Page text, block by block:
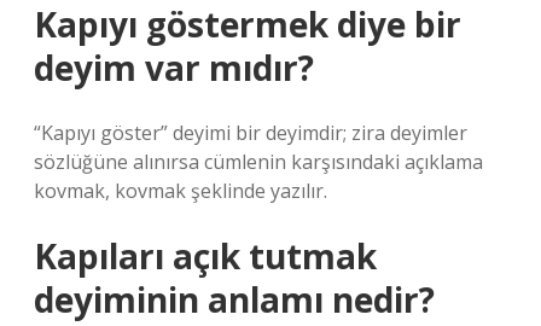
Kapıyı göstermek diye bir
deyim var mıdır?
“Kapıyı göster” deyimi bir deyimdir; zira deyimler
sözlüğüne alınırsa cümlenin karşısındaki açıklama
kovmak, kovmak şeklinde yazılır.
Kapıları açık tutmak
deyiminin anlamı nedir?